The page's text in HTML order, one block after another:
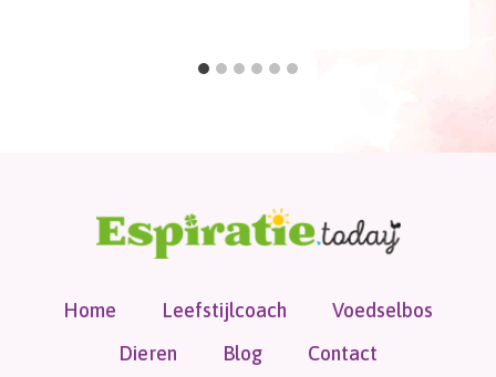
Home Leefstijlcoach
Voedselbos
Dieren
Blog Contact